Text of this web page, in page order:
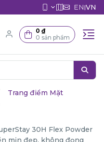
EN|VN
0 ₫
0 sản phẩm
Trang điểm Mặt